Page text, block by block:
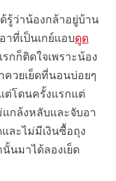
รู้ว่าน้องกล้าอยู่บ้าน
ที่เป็นเกย์แอบดูด
กก็ติดใจเพราะน้อง
ควยเย็ดที่นอนบ่อยๆ
ต่โดนครั้งแรกแต่
แกล้งหลับและจับอา
ละไม่มีเงินซื้อถุง
นั้นมาได้ลองเย็ด